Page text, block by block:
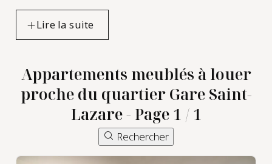
Appartements meublés à louer
proche du quartier Gare Saint-
Lazare - Page 1 / 1
Rechercher